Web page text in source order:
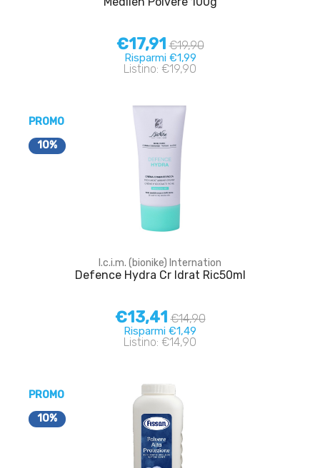
€17,91 €19,90
Risparmi €1,99
Listino: €19,90
PROMO
10%
I.c.i.m. (bionike) Internation
Defence Hydra Cr Idrat Ric50ml
€13,41 €14,90
Risparmi €1,49
Listino: €14,90
PROMO
10%